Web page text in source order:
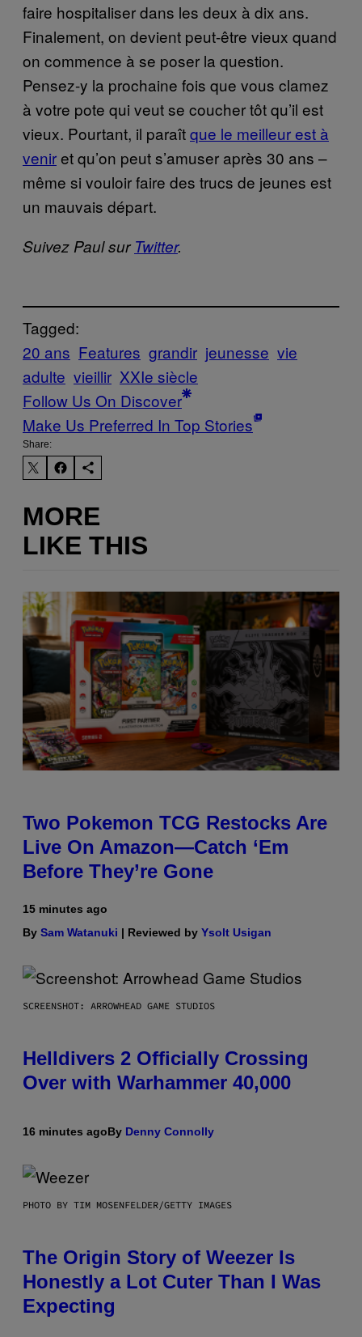
faire hospitaliser dans les deux à dix ans.
Finalement, on devient peut-être vieux quand
on commence à se poser la question.
Pensez-y la prochaine fois que vous clamez
à votre pote qui veut se coucher tôt qu’il est
vieux. Pourtant, il paraîtque le meilleur est à
veniret qu’on peut s’amuser après 30 ans –
même si vouloir faire des trucs de jeunes est
un mauvais départ.
Suivez Paul surTwitter.
Tagged:
20 ans Features grandir jeunesse vie
adulte vieillir XXIe siècle
Follow Us On Discover
Make Us Preferred In Top Stories
Share:
MORE
LIKE THIS
Two Pokemon TCG Restocks Are
Live On Amazon—Catch ‘Em
Before They’re Gone
15 minutes ago
By Sam Watanuki | Reviewed by Ysolt Usigan
SCREENSHOT: ARROWHEAD GAME STUDIOS
Helldivers 2 Officially Crossing
Over with Warhammer 40,000
16 minutes agoBy Denny Connolly
PHOTO BY TIM MOSENFELDER/GETTY IMAGES
The Origin Story of Weezer Is
Honestly a Lot Cuter Than I Was
Expecting